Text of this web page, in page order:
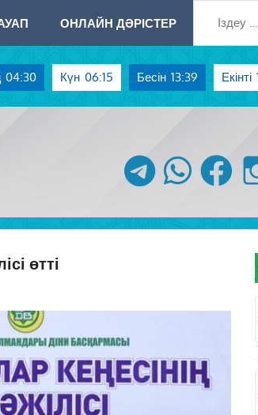
ОНЛАЙН ДӘРІСТЕР
04:30 Күн 06:15 Бесін 13:39 Екінті
telegram whatsapp
өтті